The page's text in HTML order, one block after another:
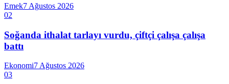
Emek7 Ağustos 2026
02
Soğanda ithalat tarlayı vurdu, çiftçi çalışa çalışa
battı
Ekonomi7 Ağustos 2026
03